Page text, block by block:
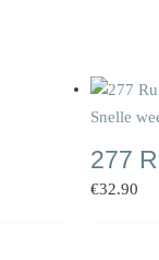
Snelle
277
€32.90